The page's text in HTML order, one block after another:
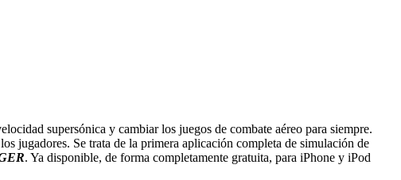
supersónica y cambiar los juegos de combate aéreo para siempre.
jugadores. Se trata de la primera aplicación completa de simulación de
. Ya disponible, de forma completamente gratuita, para iPhone y iPod